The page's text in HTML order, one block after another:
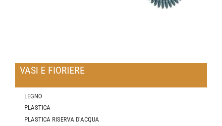
VASI E FIORIERE
LEGNO
PLASTICA
PLASTICA RISERVA D’ACQUA